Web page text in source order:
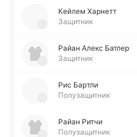
Кейлем Ха­рнетт
Защитник
Райан Алекс Батлер
Защитник
Рис Бартли
Полузащитник
Райан Ритчи
Полузащитник